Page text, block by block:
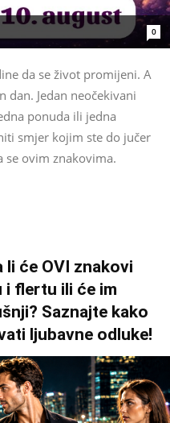
0
da se život promijeni. A
dan. Jedan neočekivani
ponuda ili jedna
smjer kojim ste do jučer
se ovim znakovima.
li će OVI znakovi
i flertu ili će im
Saznajte kako
ljubavne odluke!